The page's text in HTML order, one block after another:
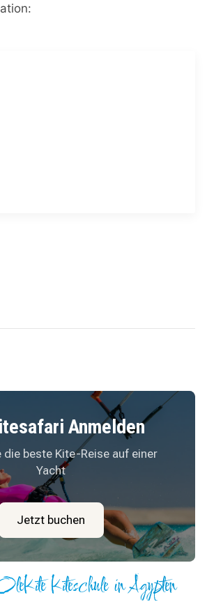
Anmelden
die beste Kite-Reise auf einer
Yacht
Jetzt buchen
Kiteschule in Ägypten